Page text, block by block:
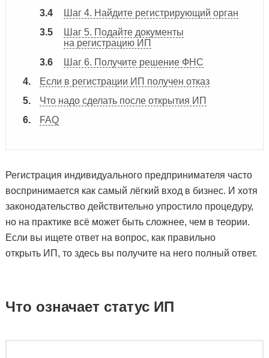
Шаг 4. Найдите регистрирующий орган
Шаг 5. Подайте документы
на регистрацию ИП
Шаг 6. Получите решение ФНС
Если в регистрации ИП получен отказ
Что надо сделать после открытия ИП
FAQ
Регистрация индивидуального предпринимателя часто
воспринимается как самый лёгкий вход в бизнес. И хотя
законодательство действительно упростило процедуру,
но на практике всё может быть сложнее, чем в теории.
Если вы ищете ответ на вопрос, как правильно
открыть ИП, то здесь вы получите на него полный ответ.
Что означает статус ИП